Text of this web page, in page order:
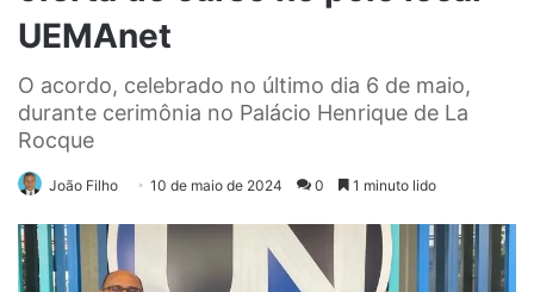
UEMAnet
O acordo, celebrado no último dia 6 de maio,
durante cerimônia no Palácio Henrique de La
Rocque
João Filho 10 de maio de 2024 0 1 minuto lido